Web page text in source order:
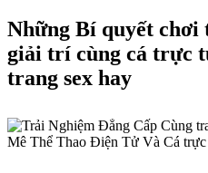
Những Bí quyết chơi
giải trí cùng cá trực
trang sex hay